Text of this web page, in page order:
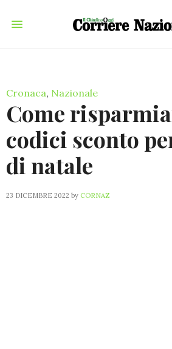
Cronaca, Nazionale
Come
codici sconto
di natale
23 DICEMBRE 2022 by CORNAZ